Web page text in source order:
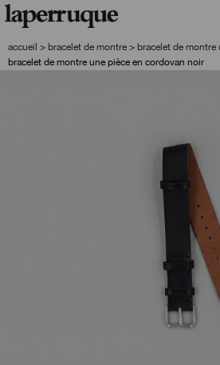
aller
navigation
aller
au
accueil > bracelet de montre > bracelet de montre
bracelet de montre une pièce en cordovan noir